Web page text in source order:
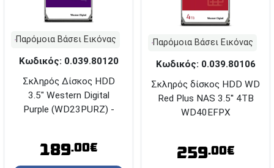
Παρόμοια Βάσει Εικόνας
Κωδικός: 0.039.80120
Σκληρός Δίσκος HDD
3.5" Western Digital
Purple (WD23PURZ) -
189.00€
Παρόμοια Βάσει Εικόνας
Κωδικός: 0.039.80106
Σκληρός δίσκος HDD WD
Red Plus NAS 3.5'' 4TB
WD40EFPX
259.00€